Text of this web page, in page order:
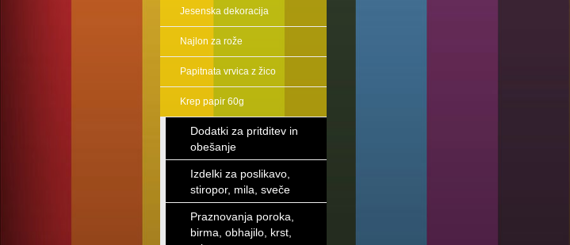
Jesenska dekoracija
Najlon za rože
Papitnata vrvica z žico
Krep papir 60g
Dodatki za pritditev in
obešanje
Izdelki za poslikavo,
stiropor, mila, sveče
Praznovanja poroka,
birma, obhajilo, krst,